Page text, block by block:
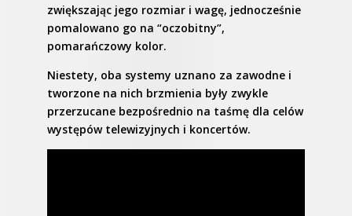
zwiększając jego rozmiar i wagę, jednocześnie
pomalowano go na “oczobitny”,
pomarańczowy kolor.
Niestety, oba systemy uznano za zawodne i
tworzone na nich brzmienia były zwykle
przerzucane bezpośrednio na taśmę dla celów
występów telewizyjnych i koncertów.